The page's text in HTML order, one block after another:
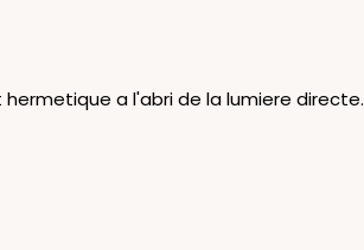
a l'abri de la lumiere directe.